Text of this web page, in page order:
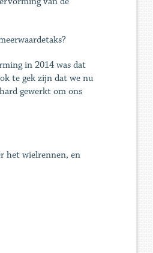
in 2014 was dat
te gek zijn dat we nu
gewerkt om ons
het wielrennen, en